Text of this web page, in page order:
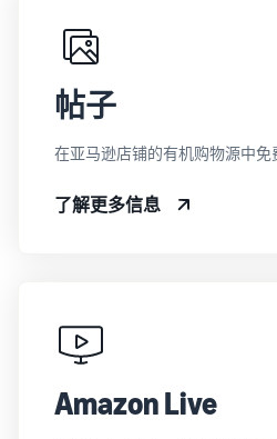
帖子
在亚马逊店铺的有机购物源中免
了解更多信息
Amazon Live